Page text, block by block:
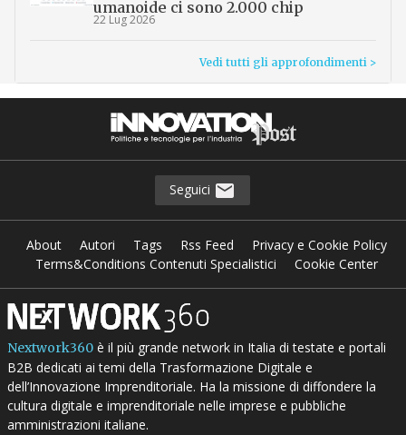
umanoide ci sono 2.000 chip
22 Lug 2026
Vedi tutti gli approfondimenti >
Seguici
About Autori Tags Rss Feed
Privacy e Cookie Policy
Terms&Conditions Contenuti Specialistici
Cookie Center
Nextwork360è il più grande network in Italia di testate e portali
B2B dedicati ai temi della Trasformazione Digitale e
dell’Innovazione Imprenditoriale. Ha la missione di diffondere la
cultura digitale e imprenditoriale nelle imprese e pubbliche
amministrazioni italiane.